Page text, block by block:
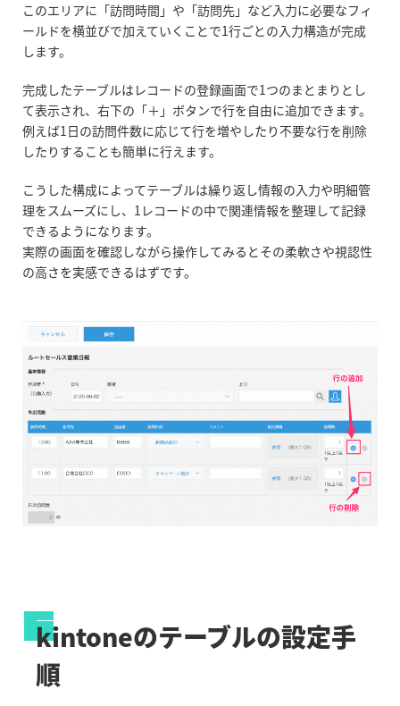
このエリアに「訪問時間」や「訪問先」など入力に必要なフィ
ールドを横並びで加えていくことで1行ごとの入力構造が完成
します。
完成したテーブルはレコードの登録画面で1つのまとまりとし
て表示され、右下の「＋」ボタンで行を自由に追加できます。
例えば1日の訪問件数に応じて行を増やしたり不要な行を削除
したりすることも簡単に行えます。
こうした構成によってテーブルは繰り返し情報の入力や明細管
理をスムーズにし、1レコードの中で関連情報を整理して記録
できるようになります。
実際の画面を確認しながら操作してみるとその柔軟さや視認性
の高さを実感できるはずです。
kintoneのテーブルの設定手
順